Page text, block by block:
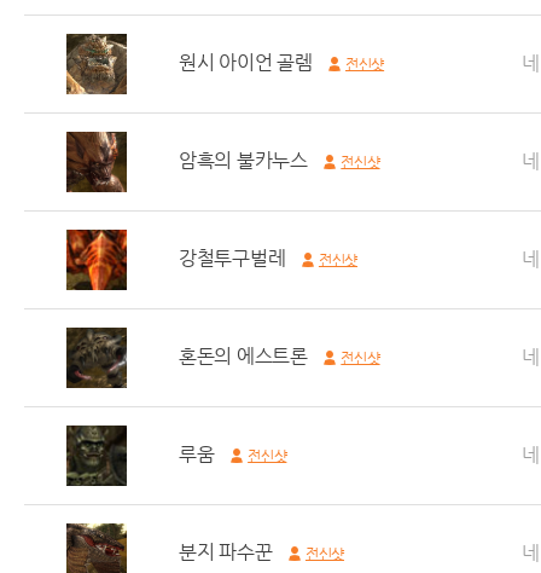
원시 아이언 골렘 전신샷
암흑의 불카누스 전신샷
강철투구벌레 전신샷
혼돈의 에스트론 전신샷
루움 전신샷
분지 파수꾼 전신샷